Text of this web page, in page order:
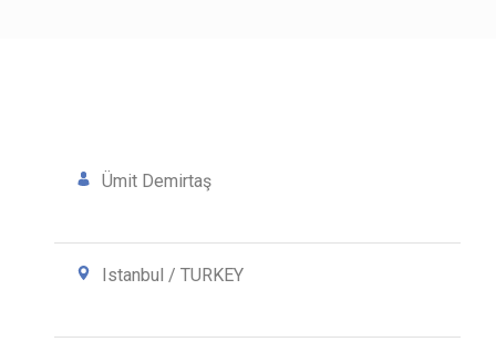
Ümit Demirtaş
Istanbul / TURKEY